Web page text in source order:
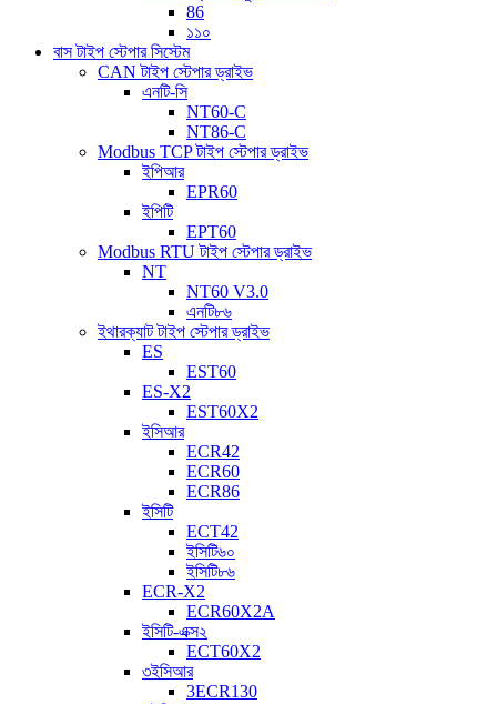
86
১১০
বাস টাইপ স্টেপার সিস্টেম
CAN টাইপ স্টেপার ড্রাইভ
এনটি-সি
NT60-C
NT86-C
Modbus TCP টাইপ স্টেপার ড্রাইভ
ইপিআর
EPR60
ইপিটি
EPT60
Modbus RTU টাইপ স্টেপার ড্রাইভ
NT
NT60 V3.0
এনটি৮৬
ইথারক্যাট টাইপ স্টেপার ড্রাইভ
ES
EST60
ES-X2
EST60X2
ইসিআর
ECR42
ECR60
ECR86
ইসিটি
ECT42
ইসিটি৬০
ইসিটি৮৬
ECR-X2
ECR60X2A
ইসিটি-এক্স২
ECT60X2
৩ইসিআর
3ECR130